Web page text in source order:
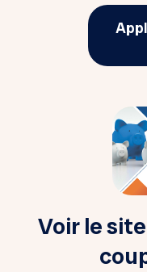
Voir le